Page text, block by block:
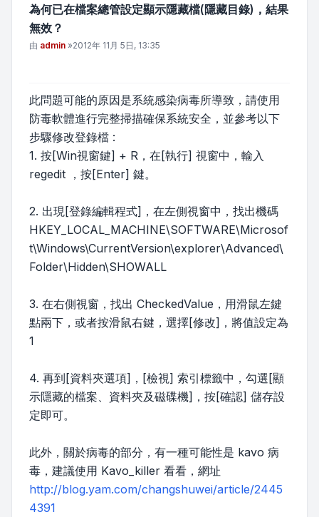
為何已在檔案總管設定顯示隱藏檔(隱藏目錄)，結果
無效？
文章
由 admin »2012年 11月 5日, 13:35
此問題可能的原因是系統感染病毒所導致，請使用
防毒軟體進行完整掃描確保系統安全，並參考以下
步驟修改登錄檔 :
1. 按[Win視窗鍵] + R，在[執行] 視窗中，輸入
regedit ，按[Enter] 鍵。
2. 出現[登錄編輯程式]，在左側視窗中，找出機碼
HKEY_LOCAL_MACHINE\SOFTWARE\Microsof
t\Windows\CurrentVersion\explorer\Advanced\
Folder\Hidden\SHOWALL
3. 在右側視窗，找出 CheckedValue，用滑鼠左鍵
點兩下，或者按滑鼠右鍵，選擇[修改]，將值設定為
1
4. 再到[資料夾選項]，[檢視] 索引標籤中，勾選[顯
示隱藏的檔案、資料夾及磁碟機]，按[確認] 儲存設
定即可。
此外，關於病毒的部分，有一種可能性是 kavo 病
毒，建議使用 Kavo_killer 看看，網址
http://blog.yam.com/changshuwei/article/2445
4391